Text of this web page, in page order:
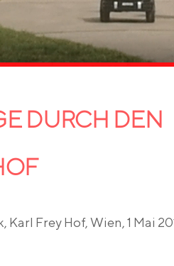
DURCH DEN
Frey Hof, Wien, 1 Mai